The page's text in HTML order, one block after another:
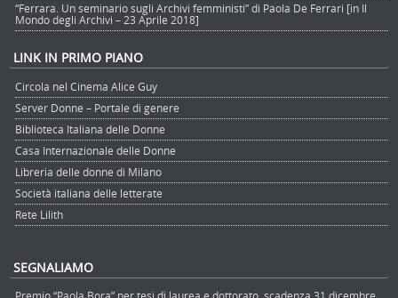
“Ferrara. Un seminario sugli Archivi femministi” di Paola De Ferrari [in Il
Mondo degli Archivi – 23 Aprile 2018]
LINK IN PRIMO PIANO
Circola nel Cinema Alice Guy
Server Donne – Portale di genere
Biblioteca Italiana delle Donne
Casa Internazionale delle Donne
Libreria delle donne di Milano
Società italiana delle letterate
Rete Lilith
SEGNALIAMO